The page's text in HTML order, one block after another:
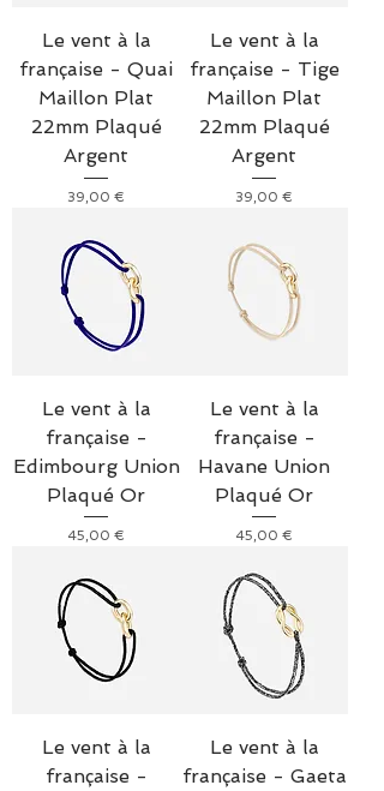
Le vent à la
française - Quai
Maillon Plat
22mm Plaqué
Argent
Prix
39,00 €
Le vent à la
française - Tige
Maillon Plat
22mm Plaqué
Argent
Prix
39,00 €
Le vent à la
française -
Edimbourg Union
Plaqué Or
Prix
45,00 €
Le vent à la
française -
Havane Union
Plaqué Or
Prix
45,00 €
Le vent à la
française -
Le vent à la
française - Gaeta